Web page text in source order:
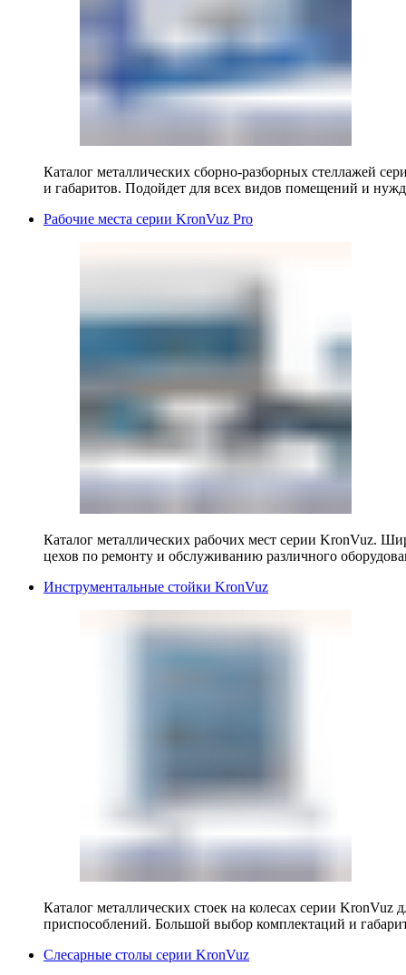
Каталог металлических сборно-разборных стеллажей
и габаритов. Подойдет для всех видов помещений и
Рабочие места серии KronVuz Pro
Каталог металлических рабочих мест серии KronVuz.
цехов по ремонту и обслуживанию различного
Инструментальные стойки KronVuz
Каталог металлических стоек на колесах серии KronVuz
приспособлений. Большой выбор комплектаций и
Слесарные столы серии KronVuz